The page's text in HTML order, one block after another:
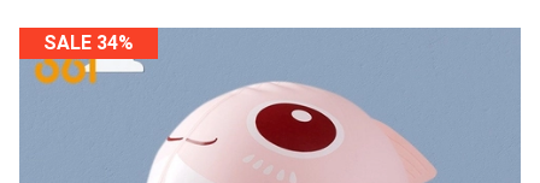
SALE 34%